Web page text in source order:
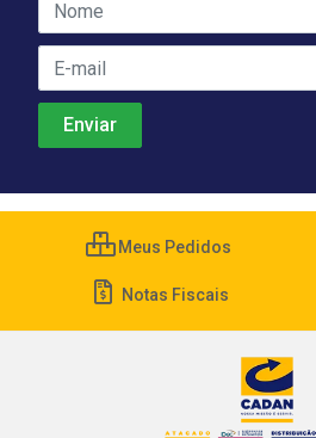
Meus Pedidos
Notas Fiscais